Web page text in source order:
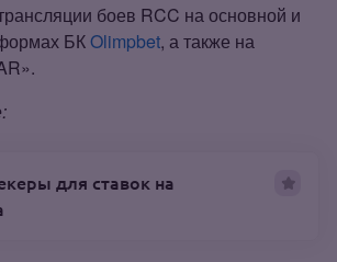
боев RCC на основной и
БКOlimpbet, а также на
для ставок на